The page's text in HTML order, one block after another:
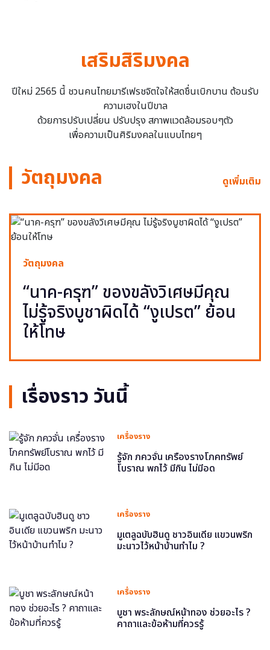
เสริมสิริมงคล
ปีใหม่ 2565 นี้ ชวนคนไทยมารีเฟรชจิตใจให้สดชื่นเบิกบาน ต้อนรับ
ความเฮงในปีขาล
ด้วยการปรับเปลี่ยน ปรับปรุง สภาพแวดล้อมรอบๆตัว
เพื่อความเป็นศิริมงคลในแบบไทยๆ
วัตถุมงคล ดูเพิ่มเติม
วัตถุมงคล
“นาค-ครุฑ” ของขลังวิเศษมีคุณ
ไม่รู้จริงบูชาผิดได้ “งูเปรต” ย้อน
ให้โทษ
เรื่องราว วันนี้
เครื่องราง
รู้จัก ภควจั่น เครื่องรางโภคทรัพย์
โบราณ พกไว้ มีกิน ไม่มีอด
เครื่องราง
มูเตลูฉบับฮินดู ชาวอินเดีย แขวนพริก
มะนาวไว้หน้าบ้านทำไม ?
เครื่องราง
บูชา พระลักษณ์หน้าทอง ช่วยอะไร ?
คาถาและข้อห้ามที่ควรรู้